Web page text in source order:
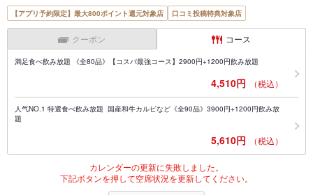
【アプリ予約限定】最大800ポイント還元対象店 口コミ投稿特典対象店
クーポン コース
満足食べ飲み放題 《全80品》【コスパ最強コース】2900円+1200円飲み放題
4,510円 （税込）
人气NO.1 特選食べ飲み放題 国産和牛カルビなど《全90品》3900円+1200円飲み放
題
5,610円 （税込）
カレンダーの更新に失敗しました。
下記ボタンを押して空席状況を更新してください。